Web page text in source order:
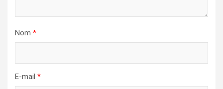
Nom *
E-mail *